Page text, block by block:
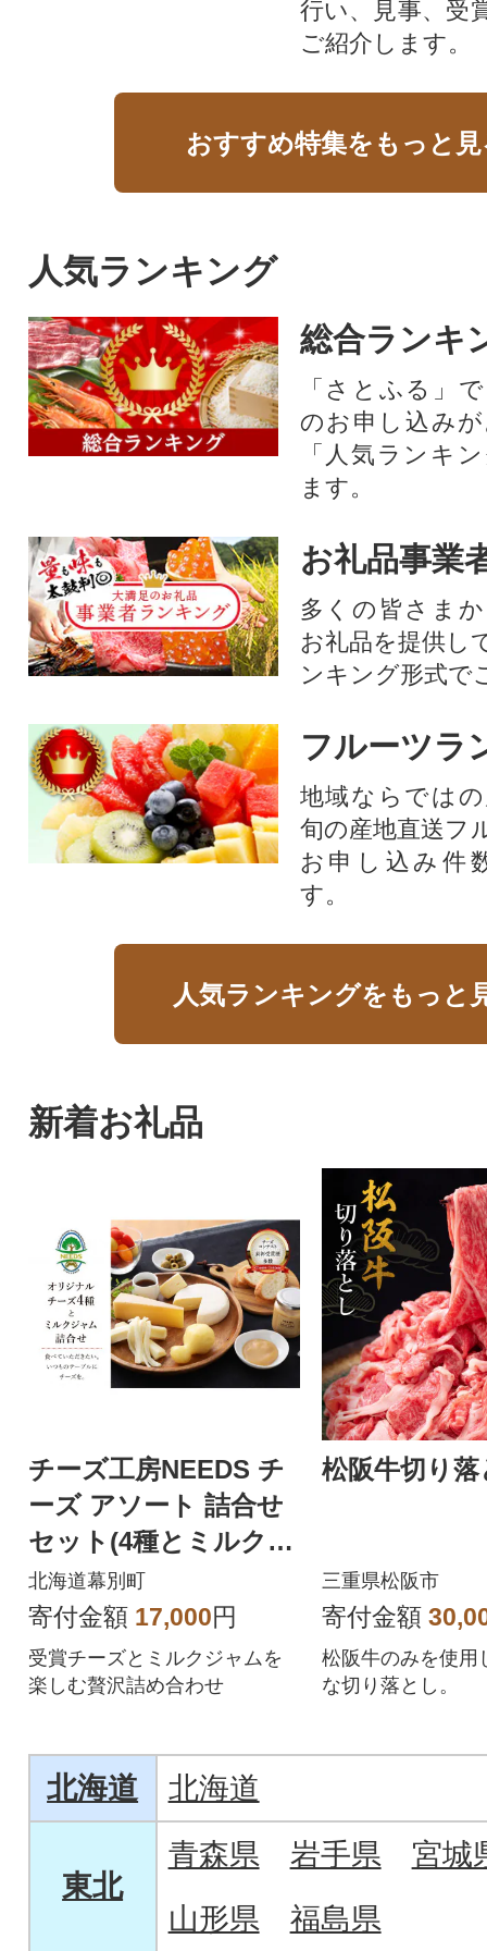
行い、見事、受
ご紹介します。
おすすめ特集をもっと
人気ランキング
総合ランキ
「さとふる」
のお申し込み
「人気ランキ
ます。
お礼品事業
多くの皆さま
お礼品を提供し
ンキング形式で
フルーツラ
地域ならでは
旬の産地直送フ
お申し込み件
す。
人気ランキングをもっと
新着お礼品
チーズ工房NEEDS チ
ーズ アソート 詰合せ
セット(4種とミルクジ
ャム)[53690738]
北海道幕別町
寄付金額 17,000円
受賞チーズとミルクジャムを
楽しむ贅沢詰め合わせ
松阪牛切り
三重県松阪市
寄付金額
松阪牛のみを使用
な切り落とし。
北海道 北海道
東北
青森県 岩手県
宮城
山形県
福島県